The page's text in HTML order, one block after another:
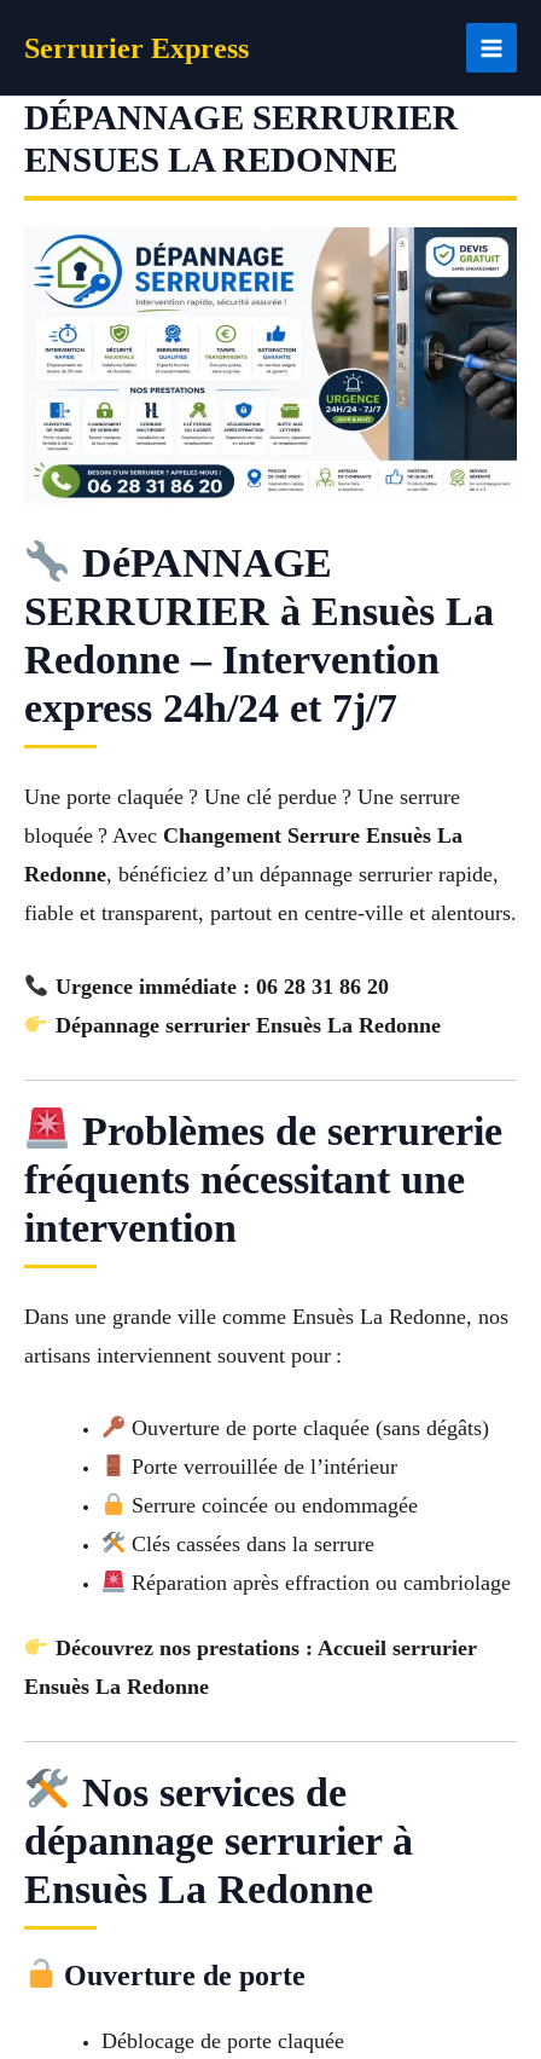
Serrurier Express
DÉPANNAGE SERRURIER
ENSUES LA REDONNE
DéPANNAGE
SERRURIER à Ensuès La
Redonne – Intervention
express 24h/24 et 7j/7
Une porte claquée ? Une clé perdue ? Une serrure
bloquée ? Avec Changement Serrure Ensuès La
Redonne, bénéficiez d’un dépannage serrurier rapide,
fiable et transparent, partout en centre-ville et alentours.
Urgence immédiate : 06 28 31 86 20
Dépannage serrurier Ensuès La Redonne
Problèmes de serrurerie
fréquents nécessitant une
intervention
Dans une grande ville comme Ensuès La Redonne, nos
artisans interviennent souvent pour :
Ouverture de porte claquée (sans dégâts)
Porte verrouillée de l’intérieur
Serrure coincée ou endommagée
Clés cassées dans la serrure
Réparation après effraction ou cambriolage
Découvrez nos prestations : Accueil serrurier
Ensuès La Redonne
Nos services de
dépannage serrurier à
Ensuès La Redonne
Ouverture de porte
Déblocage de porte claquée